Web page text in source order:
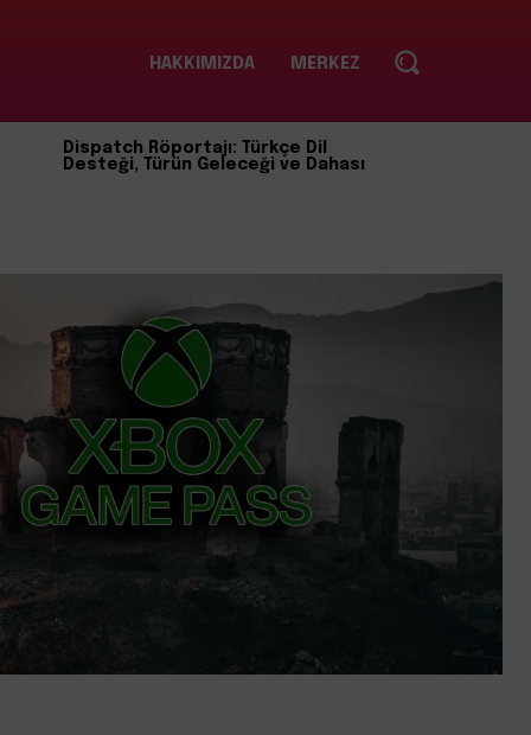
HAKKIMIZDA MERKEZ
Dispatch Röportajı: Türkçe Dil
Desteği, Türün Geleceği ve Dahası